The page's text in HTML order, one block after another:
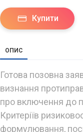
Купити
ОПИС
Готова позовна
визнання
про включення до
Критеріїв
формулювання,